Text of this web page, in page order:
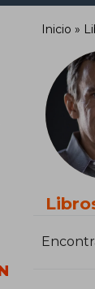
Inicio